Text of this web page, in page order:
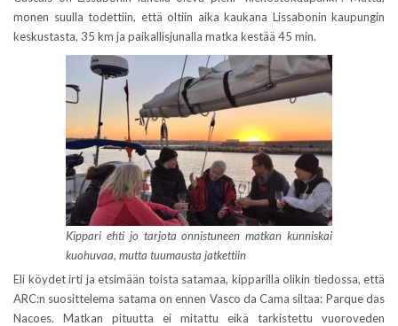
monen suulla todettiin, että oltiin aika kaukana Lissabonin kaupungin
keskustasta, 35 km ja paikallisjunalla matka kestää 45 min.
Kippari ehti jo tarjota onnistuneen matkan kunniskai
kuohuvaa, mutta tuumausta jatkettiin
Eli köydet irti ja etsimään toista satamaa, kipparilla olikin tiedossa, että
ARC:n suosittelema satama on ennen Vasco da Cama siltaa: Parque das
Nacoes. Matkan pituutta ei mitattu eikä tarkistettu vuoroveden